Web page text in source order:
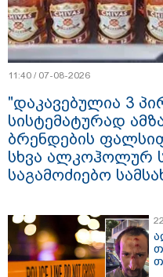
11:40 / 07-08-2026
"დაკავებულია 3
სისტემატურად
ბრენდების
სხვა ალკოჰოლურ
საგამოძიებო